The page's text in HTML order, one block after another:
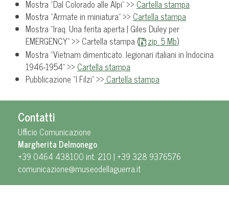
Mostra “Dal Colorado alle Alpi” >>Cartella stampa
Mostra “Armate in miniatura” >>Cartella stampa
Mostra “Iraq. Una ferita aperta | Giles Duley per
EMERGENCY” >> Cartella stampa (
zip. 5 Mb)
Mostra “Vietnam dimenticato. legionari italiani in Indocina
1946-1954” >>Cartella stampa
Pubblicazione “I Filzi” >>Cartella stampa
Contatti
Ufficio Comunicazione
Margherita Delmonego
+39 0464 438100 int. 210 | +39 328 9376576
comunicazione@museodellaguerra.it